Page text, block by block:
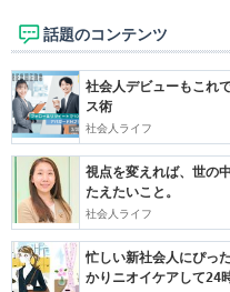
話題のコンテンツ
社会人デビューもこれ
ス術
社会人ライフ
視点を変えれば、世の
たえたいこと。
社会人ライフ
忙しい新社会人にぴっ
かりニオイケアして24